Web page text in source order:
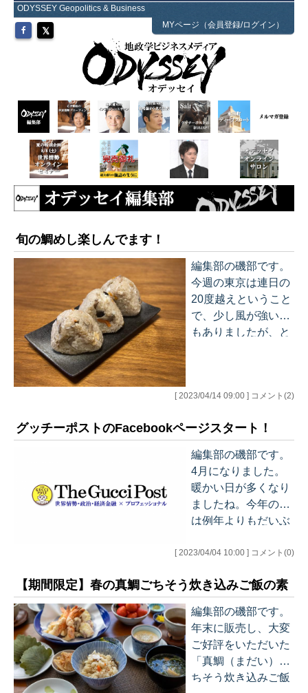
ODYSSEY Geopolitics & Business
MYページ（会員登録/ログイン）
旬の鯛めし楽しんでます！
編集部の磯部です。
今週の東京は連日の
20度越えということ
で、少し風が強い日
もありましたが、と
陽気でした。近頃は
ず真夏日なんてこと
もよくあることなの
で、春がずいぶん短
くなったような感じ
がしてしまいます
が、この穏やかで
しばらく楽しませて
皆様はいかがお過ご
しでしょうか。 さ
て、1か月ほどご紹
介してきました、お
のみち鮮魚店さんの
「真鯛ごちそう炊き
込みご飯の素」。召
[ 2023/04/14 09:00 ] コメント(2)
グッチーポストのFacebookページスタート！
編集部の磯部です。
4月になりました。
暖かい日が多くなり
ましたね。今年の桜
は例年よりもだいぶ
見ごろが長く、東京
しめるところもある
ようです。この季節
はいろいろな花が咲
き乱れて景色が色付
くので、心が躍りま
すね。 さて、今回は
皆様にご報告です。
[ 2023/04/04 10:00 ] コメント(0)
【期間限定】春の真鯛ごちそう炊き込みご飯の素
編集部の磯部です。
年末に販売し、大変
ご好評をいただいた
「真鯛（まだい）ご
ちそう炊き込みご飯